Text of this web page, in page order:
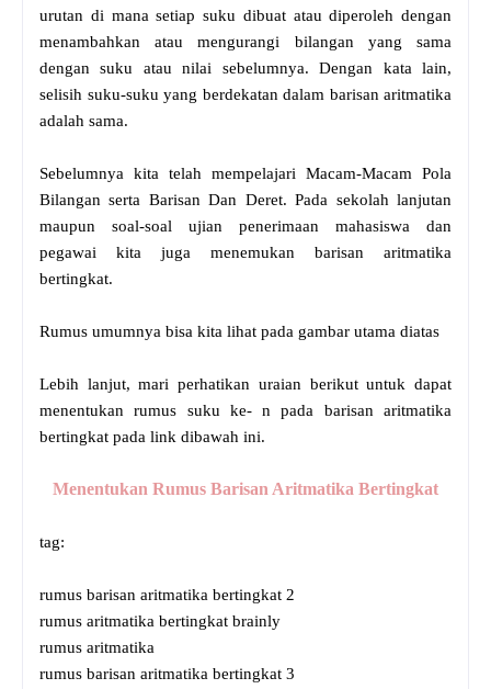
urutan di mana setiap suku dibuat atau diperoleh dengan
menambahkan atau mengurangi bilangan yang sama
dengan suku atau nilai sebelumnya. Dengan kata lain,
selisih suku-suku yang berdekatan dalam barisan aritmatika
adalah sama.
Sebelumnya kita telah mempelajari Macam-Macam Pola
Bilangan serta Barisan Dan Deret. Pada sekolah lanjutan
maupun soal-soal ujian penerimaan mahasiswa dan
pegawai kita juga menemukan barisan aritmatika
bertingkat.
Rumus umumnya bisa kita lihat pada gambar utama diatas
Lebih lanjut, mari perhatikan uraian berikut untuk dapat
menentukan rumus suku ke- n pada barisan aritmatika
bertingkat pada link dibawah ini.
Menentukan Rumus Barisan Aritmatika Bertingkat
tag:
rumus barisan aritmatika bertingkat 2
rumus aritmatika bertingkat brainly
rumus aritmatika
rumus barisan aritmatika bertingkat 3